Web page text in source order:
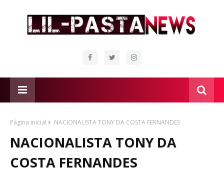
Página inicial NACIONALISTA TONY DA COSTA FERNANDES
NACIONALISTA TONY DA
COSTA FERNANDES